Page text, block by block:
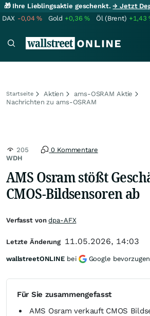
🎁 Ihre Lieblingsaktie geschenkt.→ Jetzt
DAX -0,04% Gold +0,36% Öl (Brent) +1,43
Startseite Aktien
ams-OSRAM Aktie
Nachrichten zu ams-OSRAM
WDH
205 0 Kommentare
AMS Osram stößt
CMOS-Bildsensoren ab
Für Sie zusammengefasst
AMS Osram verkauft CMOS
Verfasst vondpa-AFX
Letzte Änderung 11.05.2026, 14:03
wallstreetONLINE bei Google